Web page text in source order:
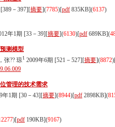
－397][摘要](7785)[pdf 835KB](6137)
年1期 [33－39][摘要](6130)[pdf 689KB](
测模型
，张?? 琼1 2009年6期 [521－527][摘要](8872)
管理的技术需求
年1期 [30－43][摘要](8944)[pdf 2898KB](
)[pdf 190KB](9167)